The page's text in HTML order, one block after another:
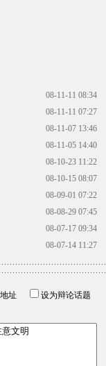
08-11-11 08:34
08-11-11 07:27
08-11-07 13:46
08-11-05 14:40
08-10-23 11:22
08-10-15 08:07
08-09-01 07:22
08-08-29 07:45
08-07-17 09:34
08-07-14 11:27
地址
设为辩论话题